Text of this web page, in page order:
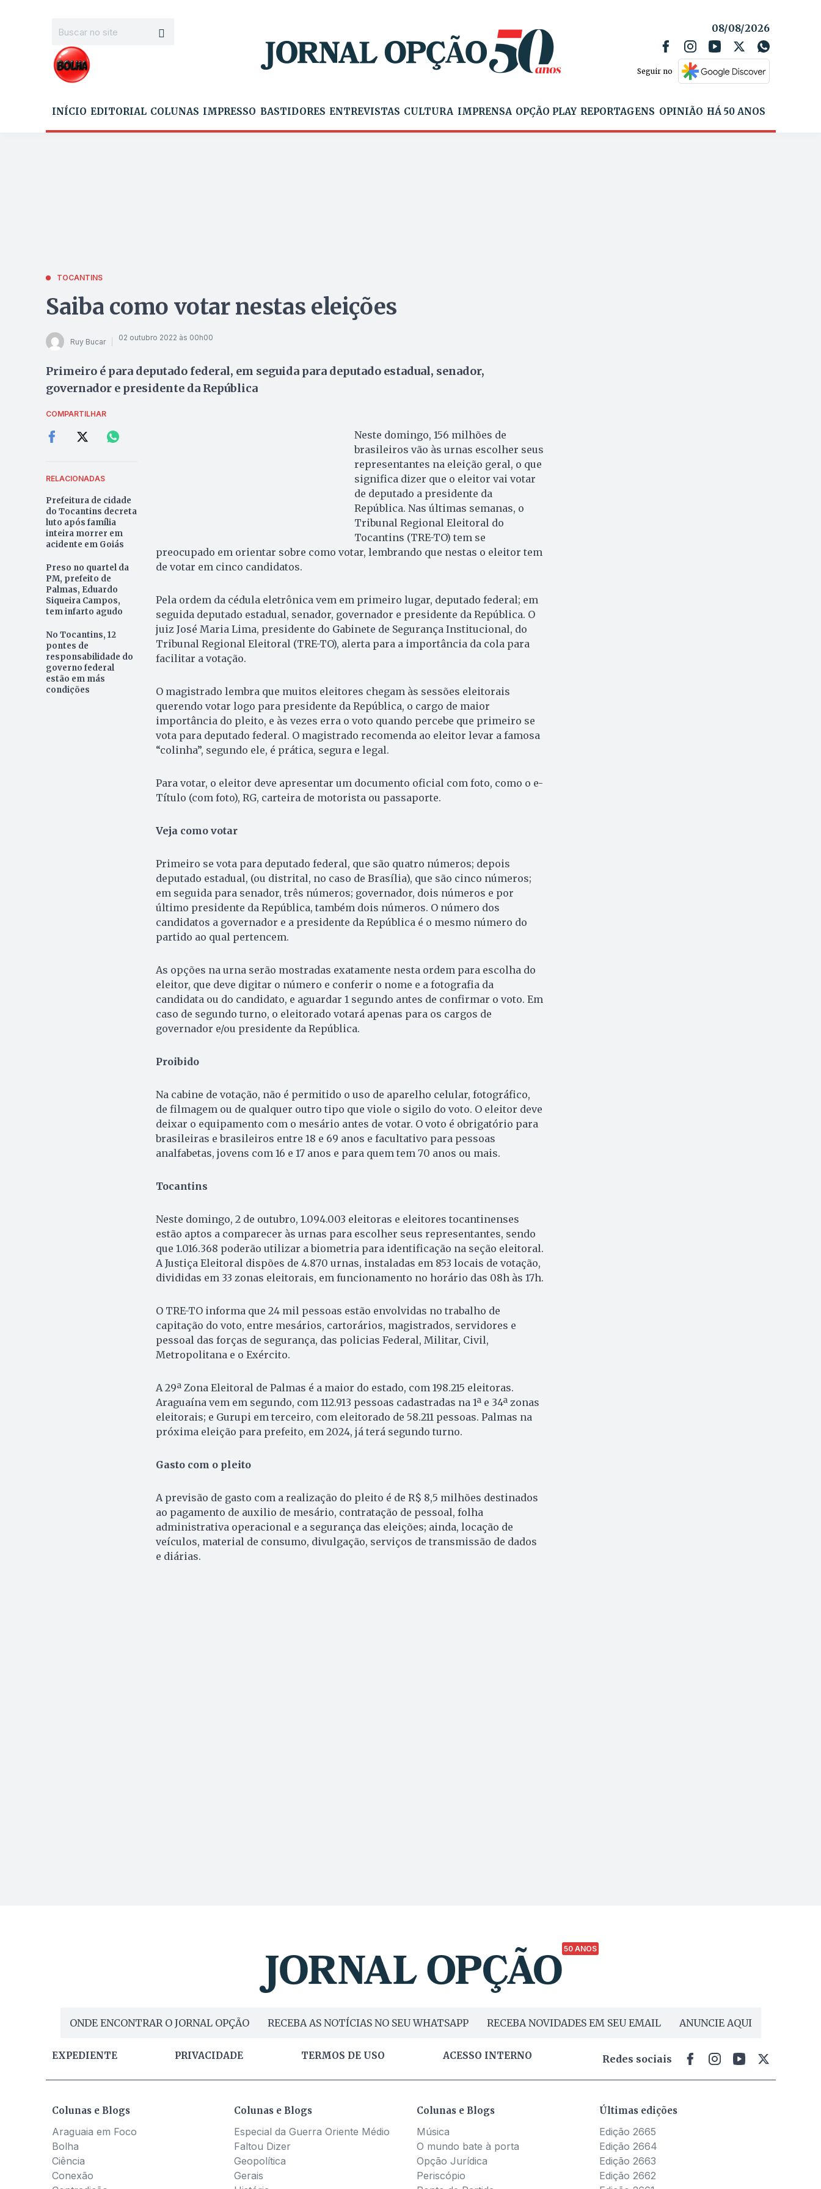
08/08/2026
Seguir no
INÍCIO EDITORIAL COLUNAS IMPRESSO BASTIDORES ENTREVISTAS CULTURA IMPRENSA OPÇÃO PLAY REPORTAGENS OPINIÃO HÁ 50 ANOS
TOCANTINS
Saiba como votar nestas eleições
Ruy Bucar 02 outubro 2022 às 00h00
Primeiro é para deputado federal, em seguida para deputado estadual, senador,
governador e presidente da República
COMPARTILHAR
RELACIONADAS
Prefeitura de cidade
do Tocantins decreta
luto após família
inteira morrer em
acidente em Goiás
Preso no quartel da
PM, prefeito de
Palmas, Eduardo
Siqueira Campos,
tem infarto agudo
No Tocantins, 12
pontes de
responsabilidade do
governo federal
estão em más
condições
Neste domingo, 156 milhões de
brasileiros vão às urnas escolher seus
representantes na eleição geral, o que
significa dizer que o eleitor vai votar
de deputado a presidente da
República. Nas últimas semanas, o
Tribunal Regional Eleitoral do
Tocantins (TRE-TO) tem se
preocupado em orientar sobre como votar, lembrando que nestas o eleitor tem
de votar em cinco candidatos.
Pela ordem da cédula eletrônica vem em primeiro lugar, deputado federal; em
seguida deputado estadual, senador, governador e presidente da República. O
juiz José Maria Lima, presidente do Gabinete de Segurança Institucional, do
Tribunal Regional Eleitoral (TRE-TO), alerta para a importância da cola para
facilitar a votação.
O magistrado lembra que muitos eleitores chegam às sessões eleitorais
querendo votar logo para presidente da República, o cargo de maior
importância do pleito, e às vezes erra o voto quando percebe que primeiro se
vota para deputado federal. O magistrado recomenda ao eleitor levar a famosa
“colinha”, segundo ele, é prática, segura e legal.
Para votar, o eleitor deve apresentar um documento oficial com foto, como o e-
Título (com foto), RG, carteira de motorista ou passaporte.
Veja como votar
Primeiro se vota para deputado federal, que são quatro números; depois
deputado estadual, (ou distrital, no caso de Brasília), que são cinco números;
em seguida para senador, três números; governador, dois números e por
último presidente da República, também dois números. O número dos
candidatos a governador e a presidente da República é o mesmo número do
partido ao qual pertencem.
As opções na urna serão mostradas exatamente nesta ordem para escolha do
eleitor, que deve digitar o número e conferir o nome e a fotografia da
candidata ou do candidato, e aguardar 1 segundo antes de confirmar o voto. Em
caso de segundo turno, o eleitorado votará apenas para os cargos de
governador e/ou presidente da República.
Proibido
Na cabine de votação, não é permitido o uso de aparelho celular, fotográfico,
de filmagem ou de qualquer outro tipo que viole o sigilo do voto. O eleitor deve
deixar o equipamento com o mesário antes de votar. O voto é obrigatório para
brasileiras e brasileiros entre 18 e 69 anos e facultativo para pessoas
analfabetas, jovens com 16 e 17 anos e para quem tem 70 anos ou mais.
Tocantins
Neste domingo, 2 de outubro, 1.094.003 eleitoras e eleitores tocantinenses
estão aptos a comparecer às urnas para escolher seus representantes, sendo
que 1.016.368 poderão utilizar a biometria para identificação na seção eleitoral.
A Justiça Eleitoral dispões de 4.870 urnas, instaladas em 853 locais de votação,
divididas em 33 zonas eleitorais, em funcionamento no horário das 08h às 17h.
O TRE-TO informa que 24 mil pessoas estão envolvidas no trabalho de
capitação do voto, entre mesários, cartorários, magistrados, servidores e
pessoal das forças de segurança, das policias Federal, Militar, Civil,
Metropolitana e o Exército.
A 29ª Zona Eleitoral de Palmas é a maior do estado, com 198.215 eleitoras.
Araguaína vem em segundo, com 112.913 pessoas cadastradas na 1ª e 34ª zonas
eleitorais; e Gurupi em terceiro, com eleitorado de 58.211 pessoas. Palmas na
próxima eleição para prefeito, em 2024, já terá segundo turno.
Gasto com o pleito
A previsão de gasto com a realização do pleito é de R$ 8,5 milhões destinados
ao pagamento de auxilio de mesário, contratação de pessoal, folha
administrativa operacional e a segurança das eleições; ainda, locação de
veículos, material de consumo, divulgação, serviços de transmissão de dados
e diárias.
50 ANOS
ONDE ENCONTRAR O JORNAL OPÇÃO RECEBA AS NOTÍCIAS NO SEU WHATSAPP RECEBA NOVIDADES EM SEU EMAIL ANUNCIE AQUI
EXPEDIENTE PRIVACIDADE TERMOS DE USO ACESSO INTERNO Redes sociais
Colunas e Blogs
Araguaia em Foco
Bolha
Ciência
Conexão
Colunas e Blogs
Especial da Guerra Oriente Médio
Faltou Dizer
Geopolítica
Gerais
Colunas e Blogs
Música
O mundo bate à porta
Opção Jurídica
Periscópio
Últimas edições
Edição 2665
Edição 2664
Edição 2663
Edição 2662